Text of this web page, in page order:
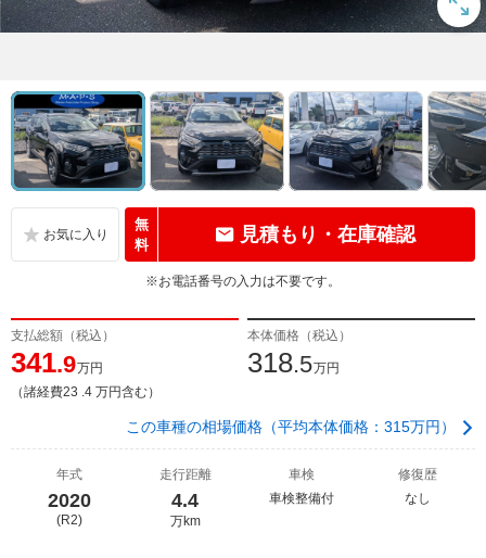
無
料
見積もり・在庫確認
※お電話番号の入力は不要です。
支払総額（税込）
341.9万円
（諸経費23 .4 万円含む）
本体価格（税込）
318.5万円
この車種の相場価格（平均本体価格：315万円）
年式
2020
(R2)
走行距離
4.4
万km
車検
車検整備付
修復歴
なし